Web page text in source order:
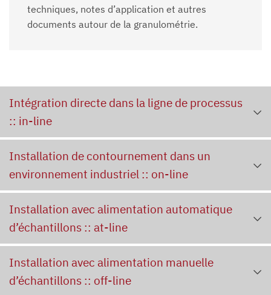
techniques, notes d’application et autres
documents autour de la granulométrie.
Intégration directe dans la ligne de processus
:: in-line
Installation de contournement dans un
environnement industriel :: on-line
Installation avec alimentation automatique
d’échantillons :: at-line
Installation avec alimentation manuelle
d’échantillons :: off-line